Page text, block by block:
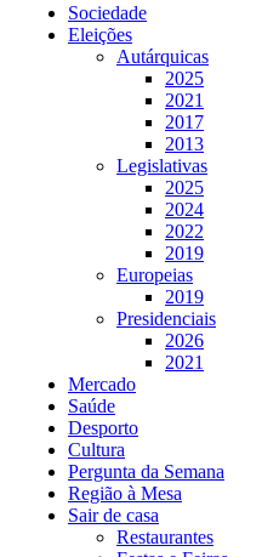
Sociedade
Eleições
Autárquicas
2025
2021
2017
2013
Legislativas
2025
2024
2022
2019
Europeias
2019
Presidenciais
2026
2021
Mercado
Saúde
Desporto
Cultura
Pergunta da Semana
Região à Mesa
Sair de casa
Restaurantes